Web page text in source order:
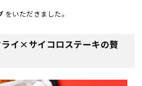
をいただきました。
ライ×サイコロステーキの贅